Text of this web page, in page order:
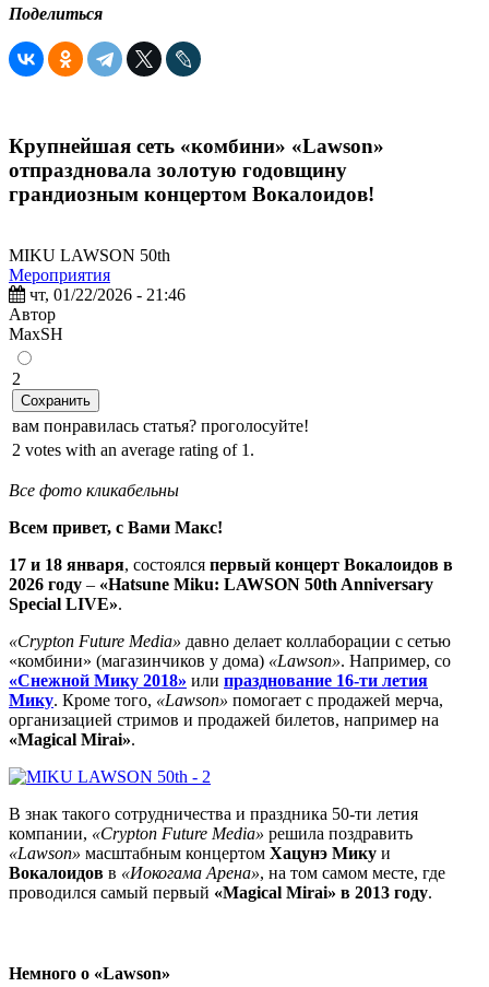
Поделиться
Крупнейшая сеть «комбини» «Lawson»
отпраздновала золотую годовщину
грандиозным концертом Вокалоидов!
MIKU LAWSON 50th
Мероприятия
чт, 01/22/2026 - 21:46
Автор
MaxSH
2
Сохранить
вам понравилась статья? проголосуйте!
2 votes with an average rating of 1.
Все фото кликабельны
Всем привет, с Вами Макс!
17 и 18 января, состоялся первый концерт Вокалоидов в
2026 году – «Hatsune Miku: LAWSON 50th Anniversary
Special LIVE».
«Crypton Future Media» давно делает коллаборации с сетью
«комбини» (магазинчиков у дома) «Lawson». Например, со
«Снежной Мику 2018» или празднование 16-ти летия
Мику. Кроме того, «Lawson» помогает с продажей мерча,
организацией стримов и продажей билетов, например на
«Magical Mirai».
В знак такого сотрудничества и праздника 50-ти летия
компании, «Crypton Future Media» решила поздравить
«Lawson» масштабным концертом Хацунэ Мику и
Вокалоидов в «Иокогама Арена», на том самом месте, где
проводился самый первый «Magical Mirai» в 2013 году.
Немного о «Lawson»